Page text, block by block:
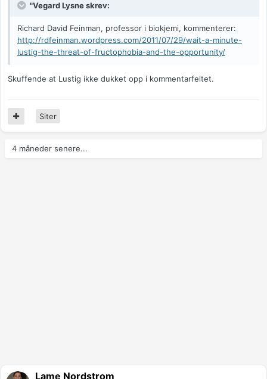
"Vegard Lysne skrev:
Richard David Feinman, professor i biokjemi, kommenterer:
http://rdfeinman.wordpress.com/2011/07/29/wait-a-minute-
lustig-the-threat-of-fructophobia-and-the-opportunity/
Skuffende at Lustig ikke dukket opp i kommentarfeltet.
Siter
4 måneder senere...
Lame Nordstrom